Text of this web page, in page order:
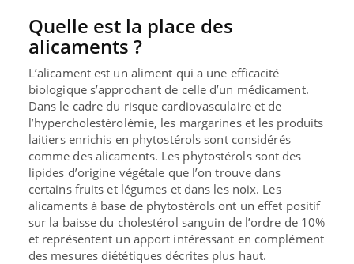
Quelle est la place des
alicaments ?
L’alicament est un aliment qui a une efficacité
biologique s’approchant de celle d’un médicament.
Dans le cadre du risque cardiovasculaire et de
l’hypercholestérolémie, les margarines et les produits
laitiers enrichis en phytostérols sont considérés
comme des alicaments. Les phytostérols sont des
lipides d’origine végétale que l’on trouve dans
certains fruits et légumes et dans les noix. Les
alicaments à base de phytostérols ont un effet positif
sur la baisse du cholestérol sanguin de l’ordre de 10%
et représentent un apport intéressant en complément
des mesures diététiques décrites plus haut.